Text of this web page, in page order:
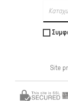
Site